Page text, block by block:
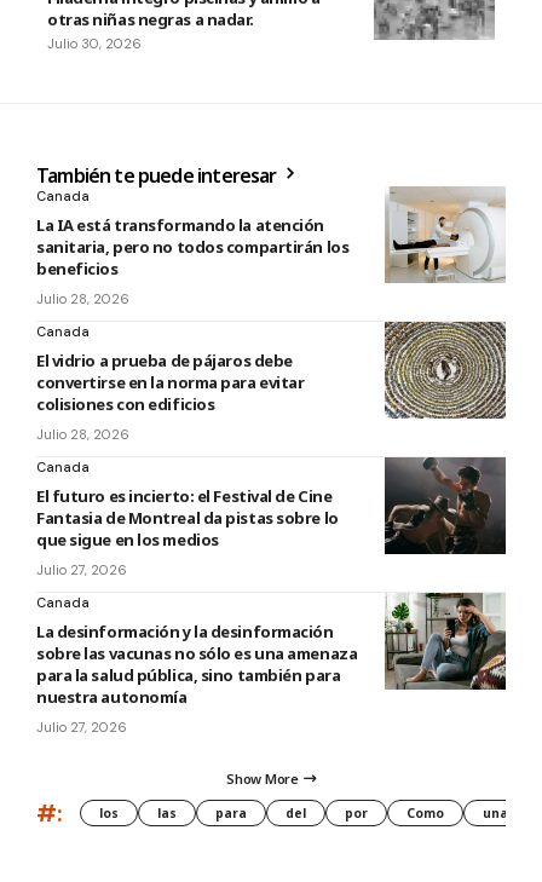
otras niñas negras a nadar.
Julio 30, 2026
También te puede interesar
Canada
La IA está transformando la atención
sanitaria, pero no todos compartirán los
beneficios
Julio 28, 2026
Canada
El vidrio a prueba de pájaros debe
convertirse en la norma para evitar
colisiones con edificios
Julio 28, 2026
Canada
El futuro es incierto: el Festival de Cine
Fantasia de Montreal da pistas sobre lo
que sigue en los medios
Julio 27, 2026
Canada
La desinformación y la desinformación
sobre las vacunas no sólo es una amenaza
para la salud pública, sino también para
nuestra autonomía
Julio 27, 2026
Show More
#: los las para del por Como una